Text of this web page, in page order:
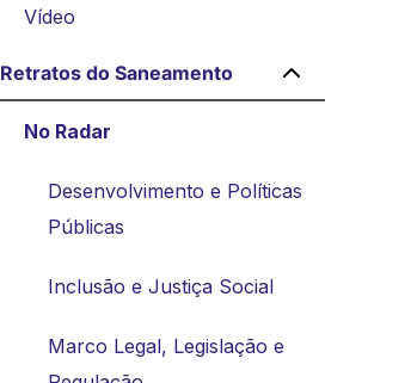
Vídeo
Retratos do Saneamento
No Radar
Desenvolvimento e Políticas
Públicas
Inclusão e Justiça Social
Marco Legal, Legislação e